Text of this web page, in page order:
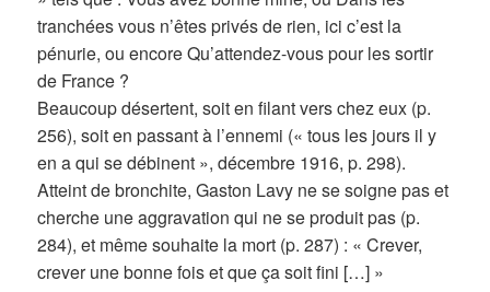
tranchées vous n’êtes privés de rien, ici c’est la
pénurie, ou encore Qu’attendez-vous pour les sortir
de France ?
Beaucoup désertent, soit en filant vers chez eux (p.
256), soit en passant à l’ennemi (« tous les jours il y
en a qui se débinent », décembre 1916, p. 298).
Atteint de bronchite, Gaston Lavy ne se soigne pas et
cherche une aggravation qui ne se produit pas (p.
284), et même souhaite la mort (p. 287) : « Crever,
crever une bonne fois et que ça soit fini […] »